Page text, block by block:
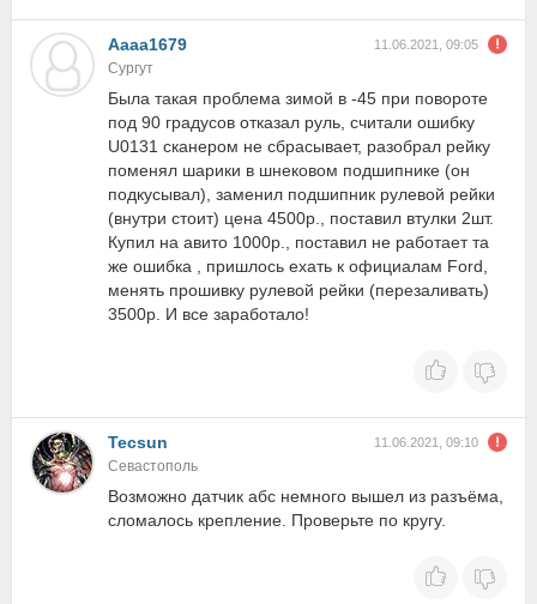
Aaaa1679 11.06.2021, 09:05
Сургут
Была такая проблема зимой в -45 при повороте
под 90 градусов отказал руль, считали ошибку
U0131 сканером не сбрасывает, разобрал рейку
поменял шарики в шнековом подшипнике (он
подкусывал), заменил подшипник рулевой рейки
(внутри стоит) цена 4500р., поставил втулки 2шт.
Купил на авито 1000р., поставил не работает та
же ошибка , пришлось ехать к официалам Ford,
менять прошивку рулевой рейки (перезаливать)
3500р. И все заработало!
Tecsun 11.06.2021, 09:10
Севастополь
Возможно датчик абс немного вышел из разъёма,
сломалось крепление. Проверьте по кругу.